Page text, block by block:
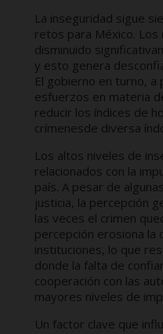
La inseguridad sigue
retos para México. Los
disminuido
y esto genera
El gobierno en turno,
esfuerzos en materia
reducir los índices de
crímenesde diversa
Los altos niveles de
relacionados con la
país. A pesar de
justicia, la percepción
las veces el crimen
percepción erosiona la
instituciones, lo que
donde la falta de
cooperación con las
mayores niveles de
Un factor clave que